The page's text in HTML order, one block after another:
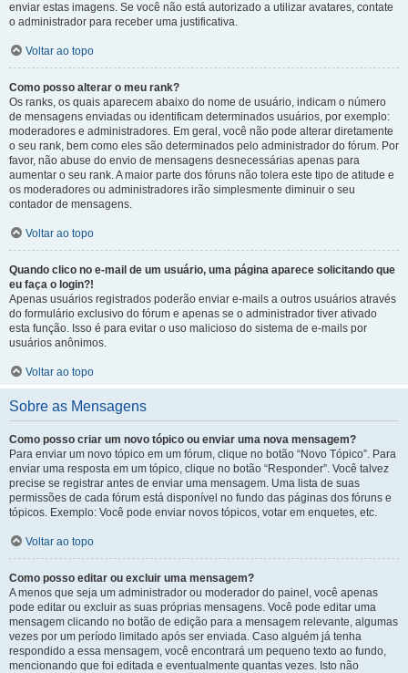
enviar estas imagens. Se você não está autorizado a utilizar avatares, contate
o administrador para receber uma justificativa.
Voltar ao topo
Como posso alterar o meu rank?
Os ranks, os quais aparecem abaixo do nome de usuário, indicam o número
de mensagens enviadas ou identificam determinados usuários, por exemplo:
moderadores e administradores. Em geral, você não pode alterar diretamente
o seu rank, bem como eles são determinados pelo administrador do fórum. Por
favor, não abuse do envio de mensagens desnecessárias apenas para
aumentar o seu rank. A maior parte dos fóruns não tolera este tipo de atitude e
os moderadores ou administradores irão simplesmente diminuir o seu
contador de mensagens.
Voltar ao topo
Quando clico no e-mail de um usuário, uma página aparece solicitando que
eu faça o login?!
Apenas usuários registrados poderão enviar e-mails a outros usuários através
do formulário exclusivo do fórum e apenas se o administrador tiver ativado
esta função. Isso é para evitar o uso malicioso do sistema de e-mails por
usuários anônimos.
Voltar ao topo
Sobre as Mensagens
Como posso criar um novo tópico ou enviar uma nova mensagem?
Para enviar um novo tópico em um fórum, clique no botão “Novo Tópico”. Para
enviar uma resposta em um tópico, clique no botão “Responder”. Você talvez
precise se registrar antes de enviar uma mensagem. Uma lista de suas
permissões de cada fórum está disponível no fundo das páginas dos fóruns e
tópicos. Exemplo: Você pode enviar novos tópicos, votar em enquetes, etc.
Voltar ao topo
Como posso editar ou excluir uma mensagem?
A menos que seja um administrador ou moderador do painel, você apenas
pode editar ou excluir as suas próprias mensagens. Você pode editar uma
mensagem clicando no botão de edição para a mensagem relevante, algumas
vezes por um período limitado após ser enviada. Caso alguém já tenha
respondido a essa mensagem, você encontrará um pequeno texto ao fundo,
mencionando que foi editada e eventualmente quantas vezes. Isto não